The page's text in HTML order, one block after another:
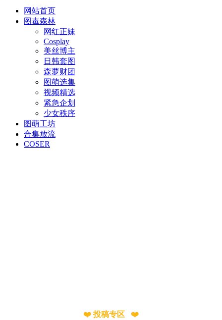
网站首页
图毒森林
网红正妹
Cosplay
美丝博主
日韩套图
森萝财团
图萌选集
视频精选
紧急企划
少女秩序
图萌工坊
合集放流
COSER
❤️ 投稿专区 ❤️